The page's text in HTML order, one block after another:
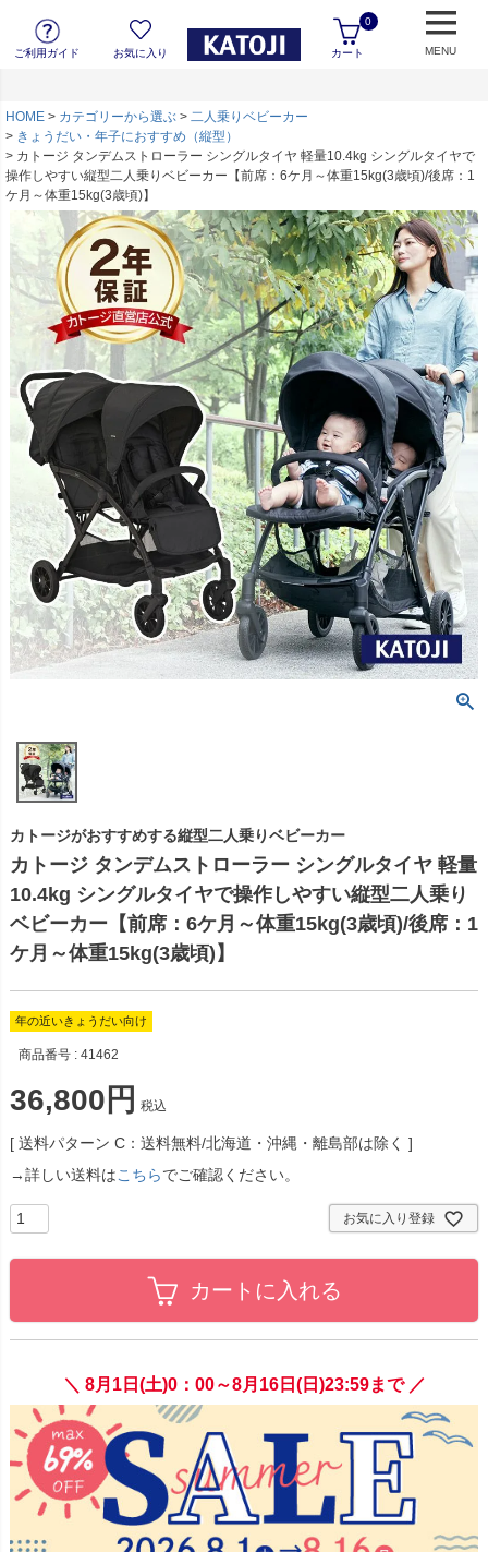
ご利用ガイド お気に入り カート
0
MENU
HOME カテゴリーから選ぶ
二人乗りベビーカー
きょうだい・年子におすすめ（縦型）
カトージ タンデムストローラー シングルタイヤ 軽量10.4kg シングルタイヤで
操作しやすい縦型二人乗りベビーカー【前席：6ケ月～体重15kg(3歳頃)/後席：1
ケ月～体重15kg(3歳頃)】
カトージがおすすめする縦型二人乗りベビーカー
カトージ タンデムストローラー シングルタイヤ 軽量
10.4kg シングルタイヤで操作しやすい縦型二人乗り
ベビーカー【前席：6ケ月～体重15kg(3歳頃)/後席：1
ケ月～体重15kg(3歳頃)】
年の近いきょうだい向け
商品番号 41462
36,800 税込
送料パターン C：送料無料/北海道・沖縄・離島部は除く
→詳しい送料はこちらでご確認ください。
お気に入り登録
カートに入れる
＼ 8月1日(土)0：00～8月16日(日)23:59まで ／